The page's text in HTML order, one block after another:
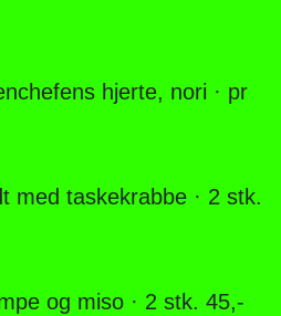
hjerte, nori · pr
med taskekrabbe · 2 stk.
og miso · 2 stk. 45,-